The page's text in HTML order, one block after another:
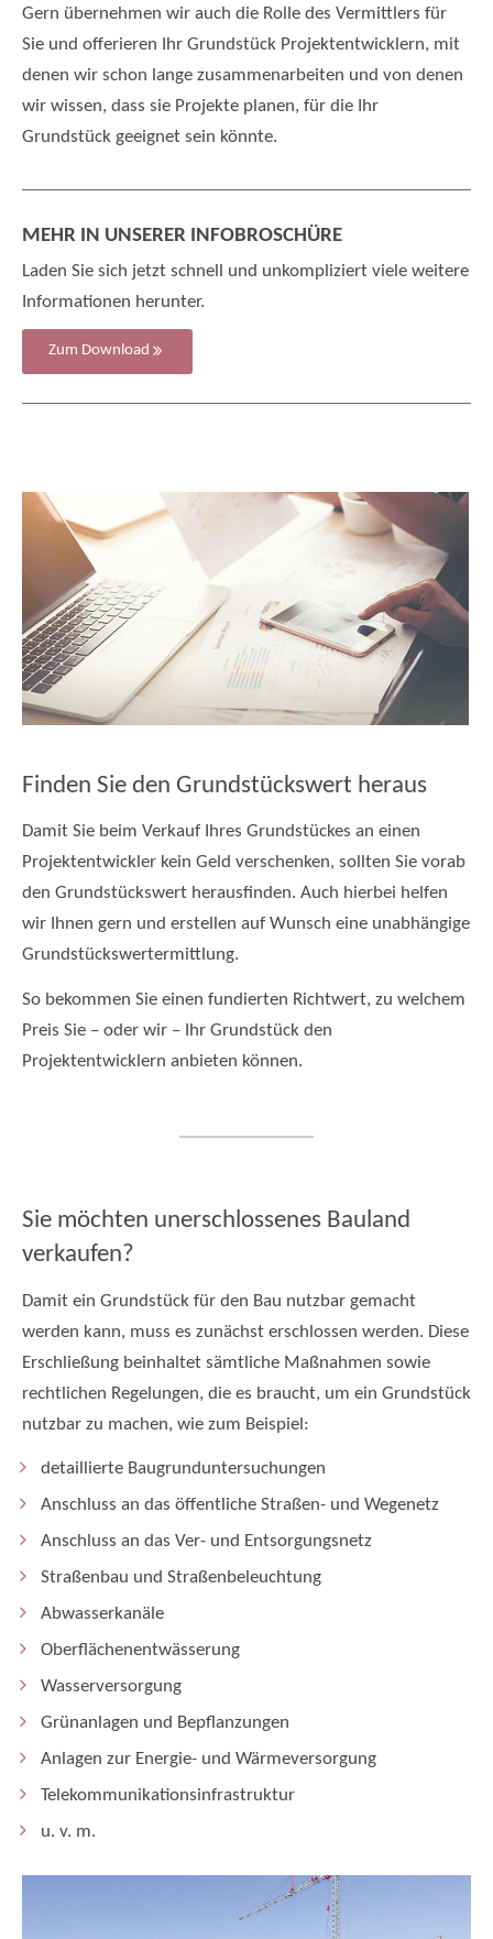
Gern übernehmen wir auch die Rolle des Vermittlers für
Sie und offerieren Ihr Grundstück Projektentwicklern, mit
denen wir schon lange zusammenarbeiten und von denen
wir wissen, dass sie Projekte planen, für die Ihr
Grundstück geeignet sein könnte.
MEHR IN UNSERER INFOBROSCHÜRE
Laden Sie sich jetzt schnell und unkompliziert viele weitere
Informationen herunter.
Zum Download
Finden Sie den Grundstückswert heraus
Damit Sie beim Verkauf Ihres Grundstückes an einen
Projektentwickler kein Geld verschenken, sollten Sie vorab
den Grundstückswert herausfinden. Auch hierbei helfen
wir Ihnen gern und erstellen auf Wunsch eine unabhängige
Grundstückswertermittlung.
So bekommen Sie einen fundierten Richtwert, zu welchem
Preis Sie – oder wir – Ihr Grundstück den
Projektentwicklern anbieten können.
Sie möchten unerschlossenes Bauland
verkaufen?
Damit ein Grundstück für den Bau nutzbar gemacht
werden kann, muss es zunächst erschlossen werden. Diese
Erschließung beinhaltet sämtliche Maßnahmen sowie
rechtlichen Regelungen, die es braucht, um ein Grundstück
nutzbar zu machen, wie zum Beispiel:
detaillierte Baugrunduntersuchungen
Anschluss an das öffentliche Straßen- und Wegenetz
Anschluss an das Ver- und Entsorgungsnetz
Straßenbau und Straßenbeleuchtung
Abwasserkanäle
Oberflächenentwässerung
Wasserversorgung
Grünanlagen und Bepflanzungen
Anlagen zur Energie- und Wärmeversorgung
Telekommunikationsinfrastruktur
u. v. m.